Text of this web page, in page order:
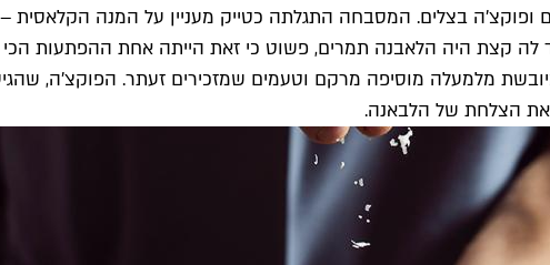
בצלים. המסבחה התגלתה כטייק מעניין על המנה
קצת היה הלאבנה תמרים, פשוט כי זאת הייתה אחת ההפתעות
מלמעלה מוסיפה מרקם וטעמים שמזכירים זעתר. הפוקצ'ה,
הצלחת של הלבאנה.